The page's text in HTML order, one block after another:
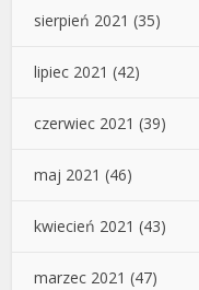
sierpień 2021 (35)
lipiec 2021 (42)
czerwiec 2021 (39)
maj 2021 (46)
kwiecień 2021 (43)
marzec 2021 (47)